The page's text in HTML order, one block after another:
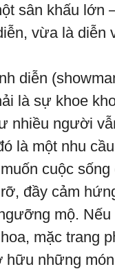
sân khấu lớn
vừa là diễn
diễn
là sự khoe
nhiều người
là một nhu
cuộc sống
đầy cảm
mộ.
mặc trang
hữu những